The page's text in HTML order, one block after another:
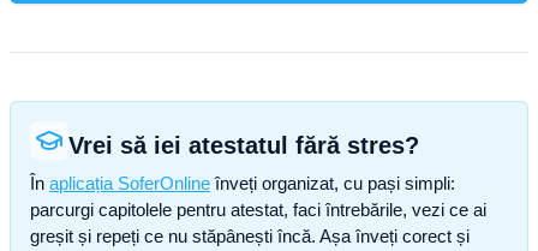
Vrei să iei atestatul fără stres?
În aplicația SoferOnline înveți organizat, cu pași simpli:
parcurgi capitolele pentru atestat, faci întrebările, vezi ce ai
greșit și repeți ce nu stăpânești încă. Așa înveți corect și